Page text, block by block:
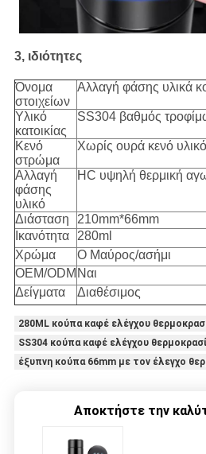
3, ιδιότητες
Όνομα
στοιχείων
Αλλαγή φάσης υλικά
Υλικό
κατοικίας
SS304 βαθμός
Κενό
στρώμα
Χωρίς ουρά κενό
Αλλαγή
φάσης
υλικό
HC υψηλή θερμική
Διάσταση
210mm*66mm
Ικανότητα
280ml
Χρώμα
Ο Μαύρος/ασήμι
OEM/ODM Ναι
Δείγματα
Διαθέσιμος
280ML κούπα καφέ ελέγχου
SS304 κούπα καφέ ελέγχου
έξυπνη κούπα 66mm με τον έλεγχο
Αποκτήστε την